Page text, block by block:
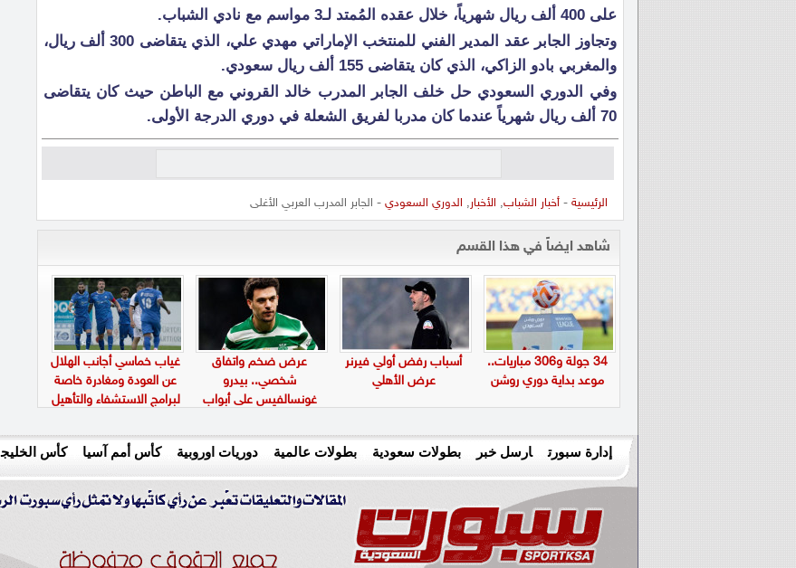
على 400 ألف ريال شهرياً، خلال عقده المُمتد لـ3 مواسم مع نادي الشباب.
وتجاوز الجابر عقد المدير الفني للمنتخب الإماراتي مهدي علي، الذي يتقاضى 300 ألف ريال،
والمغربي بادو الزاكي، الذي كان يتقاضى 155 ألف ريال سعودي.
وفي الدوري السعودي حل خلف الجابر المدرب خالد القروني مع الباطن حيث كان يتقاضى
70 ألف ريال شهرياً عندما كان مدربا لفريق الشعلة في دوري الدرجة الأولى.
الرئيسية -أخبار الشباب, الأخبار, الدوري السعودي - الجابر المدرب العربي الأغلى
شاهد ايضاً في هذا القسم
34 جولة و306 مباريات..
موعد بداية دوري روشن
أسباب رفض أولي فيرنر
عرض الأهلي
عرض ضخم واتفاق
شخصي.. بيدرو
غونسالفيس على أبواب
غياب خماسي أجانب الهلال
عن العودة ومغادرة خاصة
لبرامج الاستشفاء والتأهيل
إدارة سبورت ارسل خبر بطولات سعودية بطولات عالمية دوريات اوروبية كأس أمم آسيا كأس الخليج